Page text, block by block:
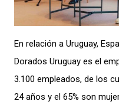
En relación a Uruguay,
Dorados Uruguay es el
3.100 empleados, de los
24 años y el 65% son